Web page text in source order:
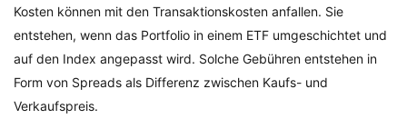
Kosten können mit den Transaktionskosten anfallen. Sie
entstehen, wenn das Portfolio in einem ETF umgeschichtet und
auf den Index angepasst wird. Solche Gebühren entstehen in
Form von Spreads als Differenz zwischen Kaufs- und
Verkaufspreis.